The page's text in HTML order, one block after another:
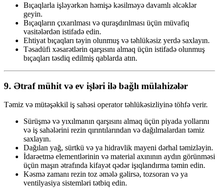
Bıçaqlarla işləyərkən həmişə kəsilməyə davamlı əlcəklər
geyin.
Bıçaqların çıxarılması və quraşdırılması üçün müvafiq
vasitələrdən istifadə edin.
Ehtiyat bıçaqları təyin olunmuş və təhlükəsiz yerdə saxlayın.
Təsadüfi xəsarətlərin qarşısını almaq üçün istifadə olunmuş
bıçaqları təsdiq edilmiş qablarda atın.
9. Ətraf mühit və ev işləri ilə bağlı mülahizələr
Təmiz və mütəşəkkil iş sahəsi operator təhlükəsizliyinə töhfə verir.
Sürüşmə və yıxılmanın qarşısını almaq üçün piyada yollarını
və iş sahələrini rezin qırıntılarından və dağılmalardan təmiz
saxlayın.
Dağılan yağ, sürtkü və ya hidravlik mayeni dərhal təmizləyin.
İdarəetmə elementlərinin və material axınının aydın görünməsi
üçün maşın ətrafında kifayət qədər işıqlandırma təmin edin.
Kəsmə zamanı rezin toz əmələ gəlirsə, tozsoran və ya
ventilyasiya sistemləri tətbiq edin.